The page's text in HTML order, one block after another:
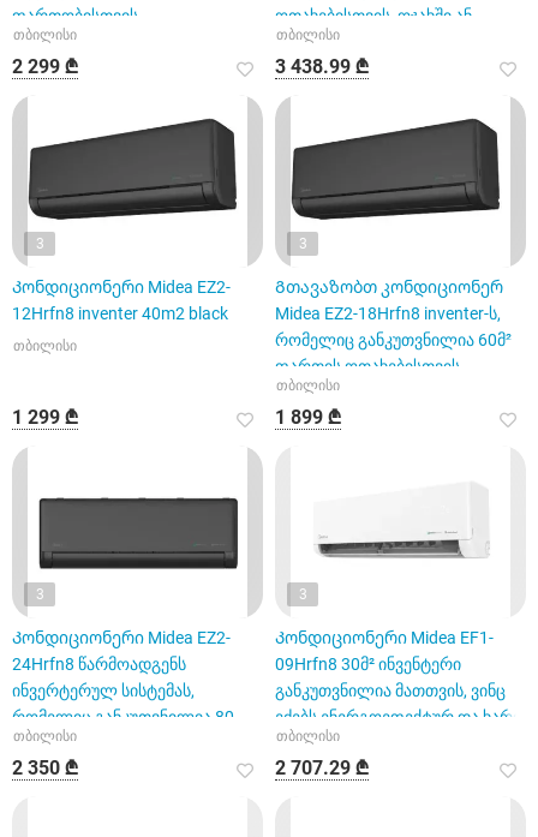
ფართობისთვის
თბილისი
2 299 ₾
ოთახებისთვის, ოჯახში ან
ოფისში
თბილისი
3 438.99 ₾
3
Კონდიციონერი Midea EZ2-
12Hrfn8 inventer 40m2 black
თბილისი
1 299 ₾
3
Გთავაზობთ კონდიციონერ
Midea EZ2-18Hrfn8 inventer-ს,
რომელიც განკუთვნილია 60მ²
ფართის ოთახებისთვის.
თბილისი
1 899 ₾
3
Კონდიციონერი Midea EZ2-
24Hrfn8 წარმოადგენს
ინვერტერულ სისტემას,
რომელიც განკუთვნილია 80
კვადრატული მ
თბილისი
2 350 ₾
3
Კონდიციონერი Midea EF1-
09Hrfn8 30მ² ინვენტერი
განკუთვნილია მათთვის, ვინც
ეძებს ენერგოეფექტურ და ხარი
თბილისი
2 707.29 ₾